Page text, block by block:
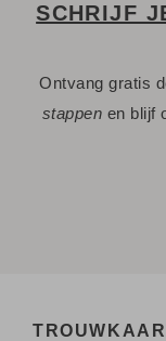
SCHRIJF
Ontvang gratis
stappen en blijf